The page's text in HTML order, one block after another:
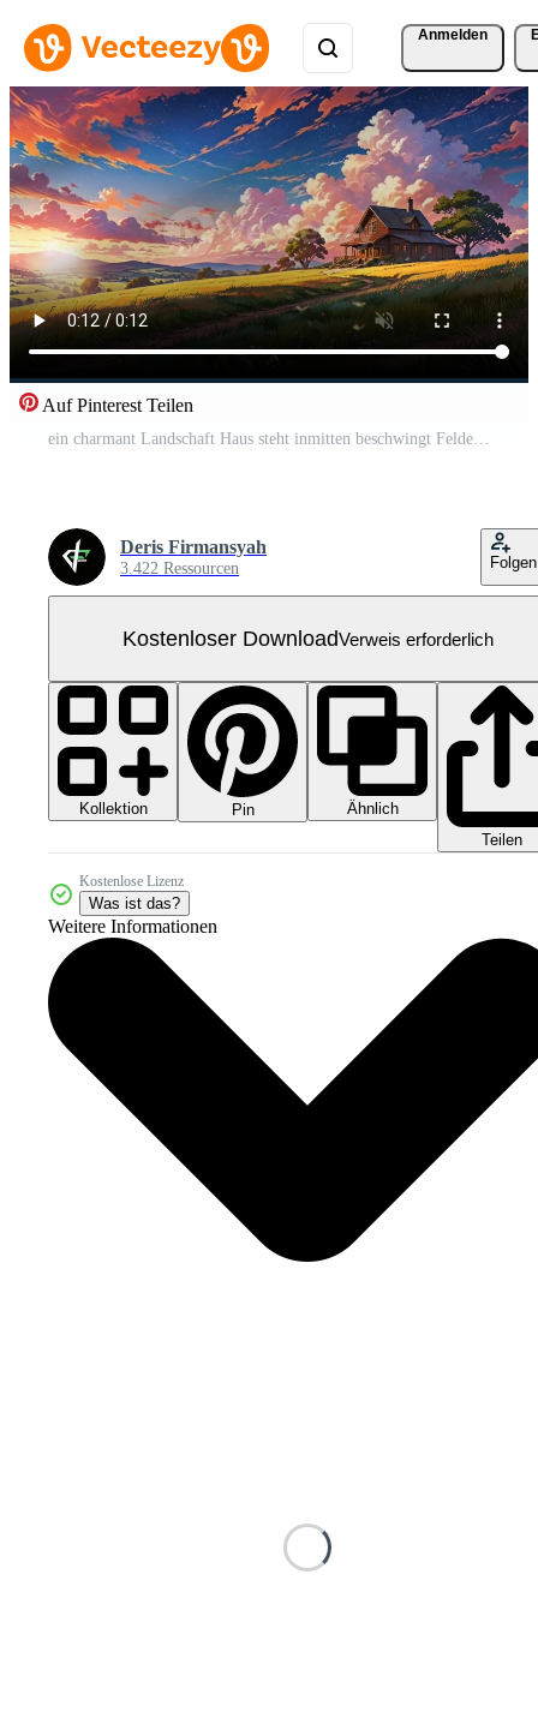
Anmelden
Auf Pinterest Teilen
ein charmant Landschaft Haus steht inmitten beschwingt Felder unter ein Himmel gefüllt mit dramatisch, bunt Wolken. das Szene ist heiter, mit rollen Hügel und üppig Grün im das Hintergrund Kostenloses Video
Deris Firmansyah
3.422 Ressourcen Folgen
Kostenloser DownloadVerweis erforderlich
Kollektion Pin
Ähnlich
Teilen
Kostenlose Lizenz
Was ist das?
Weitere Informationen